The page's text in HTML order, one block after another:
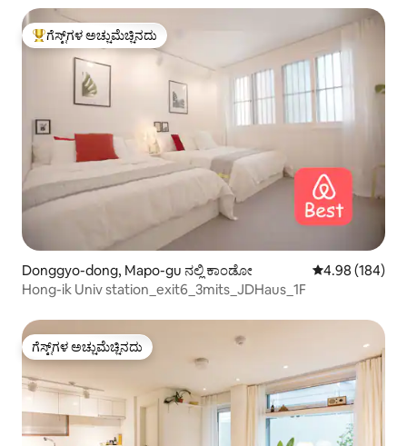
ಗೆಸ್ಟ್‌ಗಳಿಗೆ ಅತಿ ಹೆಚ್ಚು ಅಚ್ಚುಮೆಚ್ಚಿನದು
ಗೆಸ್ಟ್‌ಗಳ ಅಚ್ಚುಮೆಚ್ಚಿನದು
Donggyo-dong, Mapo-gu ನಲ್ಲಿ ಕಾಂಡೋ 5 ರಲ್ಲಿ 4.98
4.98 (184)
Hong-ik Univ station_exit6_3mits_JDHaus_1F
ಗೆಸ್ಟ್‌ಗಳ ಅಚ್ಚುಮೆಚ್ಚಿನದು
ಗೆಸ್ಟ್‌ಗಳ ಅಚ್ಚುಮೆಚ್ಚಿನದು